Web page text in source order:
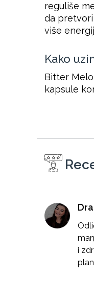
reguliše
da pretvori
više
Kako
Bitter
kapsule
i